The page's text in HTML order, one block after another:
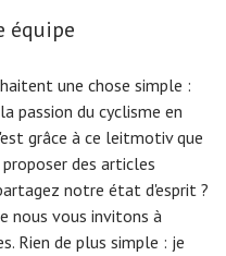
équipe
une chose simple :
passion du cyclisme en
grâce à ce leitmotiv que
des articles
notre état d'esprit ?
nous vous invitons à
Rien de plus simple : je